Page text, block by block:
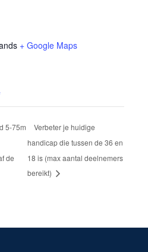
+ Google Maps
5-75m
de
Verbeter je huidige
handicap die tussen de 36 en
18 is (max aantal deelnemers
bereikt)